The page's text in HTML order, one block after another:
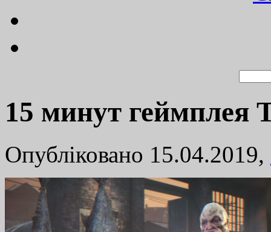
15 минут геймплея
Опубліковано 15.04.2019,